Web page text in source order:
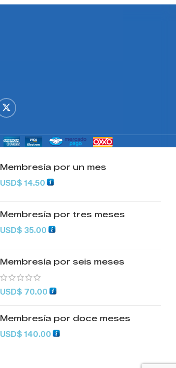
Membresía por un mes
USD$ 14.50
Membresía por tres meses
USD$ 35.00
Membresía por seis meses
USD$ 70.00
Membresía por doce meses
USD$ 140.00